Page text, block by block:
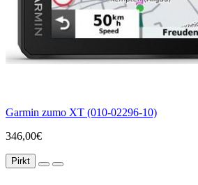
Garmin zumo XT (010-02296-10)
346,00€
Pirkt